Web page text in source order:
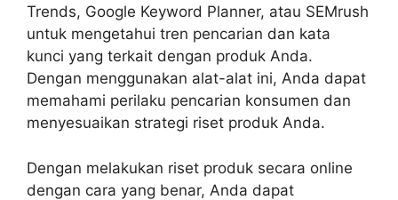
Trends, Google Keyword Planner, atau SEMrush
untuk mengetahui tren pencarian dan kata
kunci yang terkait dengan produk Anda.
Dengan menggunakan alat-alat ini, Anda dapat
memahami perilaku pencarian konsumen dan
menyesuaikan strategi riset produk Anda.
Dengan melakukan riset produk secara online
dengan cara yang benar, Anda dapat